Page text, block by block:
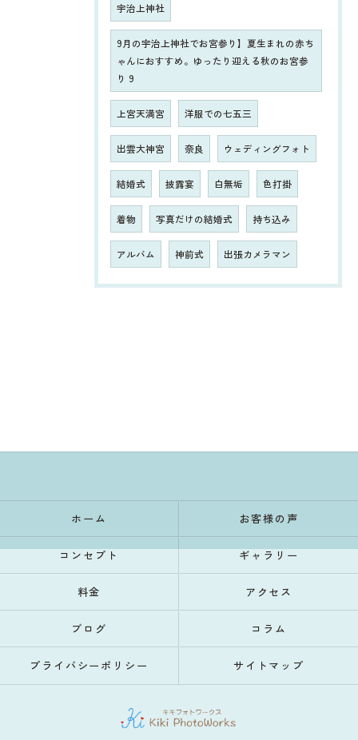
宇治上神社
9月の宇治上神社でお宮参り】夏生まれの赤ち
ゃんにおすすめ。ゆったり迎える秋のお宮参
り 9
上宮天満宮 洋服での七五三
出雲大神宮 奈良 ウェディングフォト
結婚式 披露宴 白無垢 色打掛
着物 写真だけの結婚式 持ち込み
アルバム 神前式 出張カメラマン
ホーム お客様の声
コンセプト ギャラリー
料金 アクセス
ブログ コラム
プライバシーポリシー サイトマップ